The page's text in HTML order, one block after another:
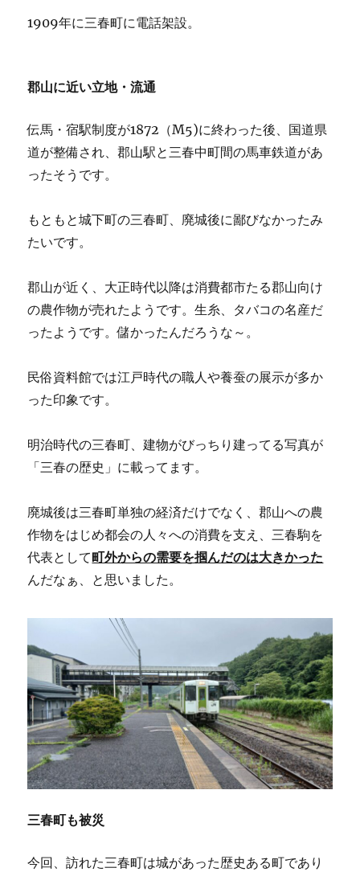
1909年に三春町に電話架設。
郡山に近い立地・流通
伝馬・宿駅制度が1872（M5)に終わった後、国道県
道が整備され、郡山駅と三春中町間の馬車鉄道があ
ったそうです。
もともと城下町の三春町、廃城後に鄙びなかったみ
たいです。
郡山が近く、大正時代以降は消費都市たる郡山向け
の農作物が売れたようです。生糸、タバコの名産だ
ったようです。儲かったんだろうな～。
民俗資料館では江戸時代の職人や養蚕の展示が多か
った印象です。
明治時代の三春町、建物がびっちり建ってる写真が
「三春の歴史」に載ってます。
廃城後は三春町単独の経済だけでなく、郡山への農
作物をはじめ都会の人々への消費を支え、三春駒を
代表として町外からの需要を掴んだのは大きかった
んだなぁ、と思いました。
三春町も被災
今回、訪れた三春町は城があった歴史ある町であり